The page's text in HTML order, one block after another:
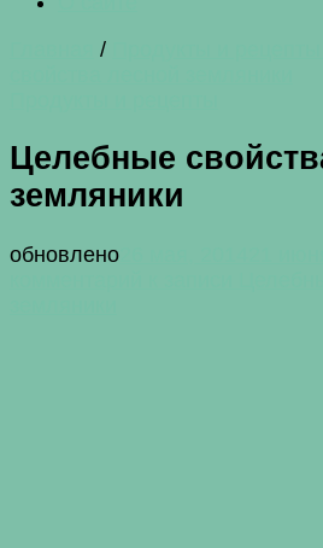
/
Целебные
земляники
обновлено